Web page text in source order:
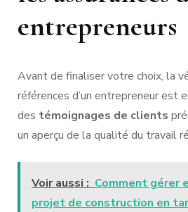
entrepreneurs
Avant de finaliser votre choix, la
références d’un entrepreneur est
des témoignages de clients
un aperçu de la qualité du travail
Voir aussi : Comment gérer
projet de construction en